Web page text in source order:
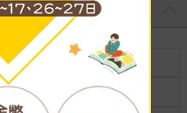
裝訂
分級 普通級